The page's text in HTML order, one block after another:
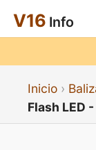
V16 Info
Inicio
Flash LED